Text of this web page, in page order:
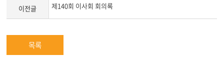
이전글 제140회 이사회 회의록
목록